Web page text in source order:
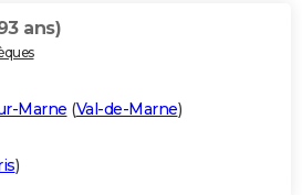
ans)
Marne (Val-de-Marne)
)